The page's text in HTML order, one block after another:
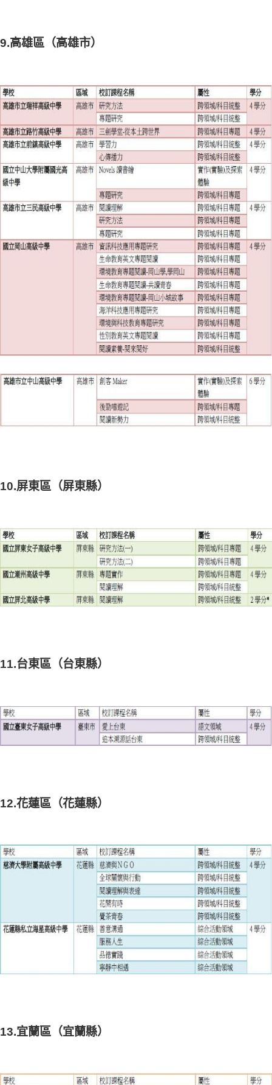
9.高雄區（高雄市）
10.屏東區（屏東縣）
11.台東區（台東縣）
12.花蓮區（花蓮縣）
13.宜蘭區（宜蘭縣）